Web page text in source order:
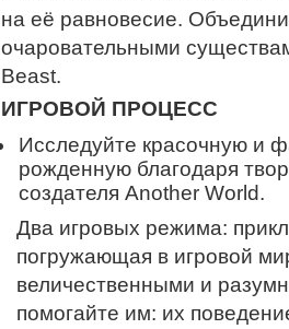
на её равновесие.
очаровательными
Beast.
ИГРОВОЙ ПРОЦЕСС
Исследуйте красочную и
рожденную благодаря
создателя Another World.
Два игровых режима:
погружающая в игровой
величественными и
помогайте им: их